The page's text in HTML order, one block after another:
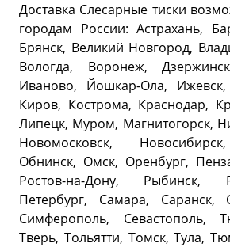
Доставка Слесарные тиски
городам России: Астрахань,
Брянск, Великий Новгород,
Вологда, Воронеж,
Иваново, Йошкар-Ола, Ижевск,
Киров, Кострома, Краснодар,
Липецк, Муром, Магнитогорск,
Новомосковск,
Обнинск, Омск, Оренбург,
Ростов-на-Дону, Рыбинск,
Петербург, Самара, Саранск,
Симферополь, Севастополь,
Тверь, Тольятти, Томск, Тула,